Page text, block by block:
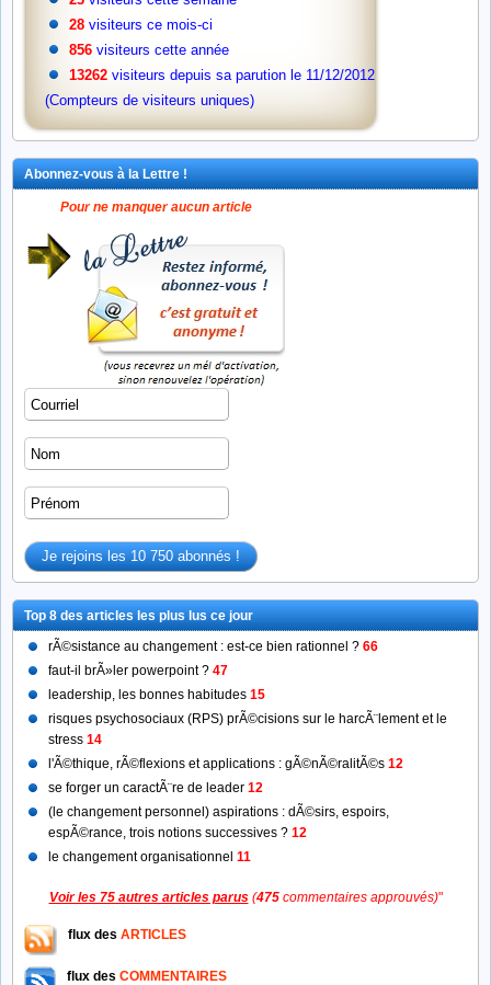
28 visiteurs ce mois-ci
856 visiteurs cette année
13262 visiteurs depuis sa parution le 11/12/2012
(Compteurs de visiteurs uniques)
Abonnez-vous à la Lettre !
Pour ne manquer aucun article
Top 8 des articles les plus lus ce jour
rÃ©sistance au changement : est-ce bien rationnel ? 66
faut-il brÃ»ler powerpoint ? 47
leadership, les bonnes habitudes 15
risques psychosociaux (RPS) prÃ©cisions sur le harcÃ¨lement et le
stress 14
l'Ã©thique, rÃ©flexions et applications : gÃ©nÃ©ralitÃ©s 12
se forger un caractÃ¨re de leader 12
(le changement personnel) aspirations : dÃ©sirs, espoirs,
espÃ©rance, trois notions successives ? 12
le changement organisationnel 11
Voir les 75 autres articles parus (475commentaires approuvés)"
flux des ARTICLES
flux des COMMENTAIRES